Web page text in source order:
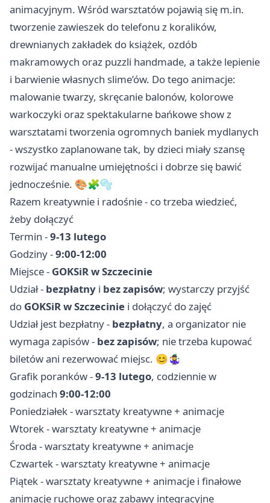
animacyjnym. Wśród warsztatów pojawią się m.in.
tworzenie zawieszek do telefonu z koralików,
drewnianych zakładek do książek, ozdób
makramowych oraz puzzli handmade, a także lepienie
i barwienie własnych slime’ów. Do tego animacje:
malowanie twarzy, skręcanie balonów, kolorowe
warkoczyki oraz spektakularne bańkowe show z
warsztatami tworzenia ogromnych baniek mydlanych
- wszystko zaplanowane tak, by dzieci miały szansę
rozwijać manualne umiejętności i dobrze się bawić
jednocześnie. 🎨🧩🫧
Razem kreatywnie i radośnie - co trzeba wiedzieć,
żeby dołączyć
Termin -9-13 lutego
Godziny -9:00-12:00
Miejsce - GOKSiR w Szczecinie
Udział - bezpłatny i bez zapisów; wystarczy przyjść
do GOKSiR w Szczecinie i dołączyć do zajęć
Udział jest bezpłatny - bezpłatny, a organizator nie
wymaga zapisów - bez zapisów; nie trzeba kupować
biletów ani rezerwować miejsc. 😊🤹‍♀️
Grafik poranków -9-13 lutego, codziennie w
godzinach 9:00-12:00
Poniedziałek - warsztaty kreatywne + animacje
Wtorek - warsztaty kreatywne + animacje
Środa - warsztaty kreatywne + animacje
Czwartek - warsztaty kreatywne + animacje
Piątek - warsztaty kreatywne + animacje i finałowe
animacje ruchowe oraz zabawy integracyjne